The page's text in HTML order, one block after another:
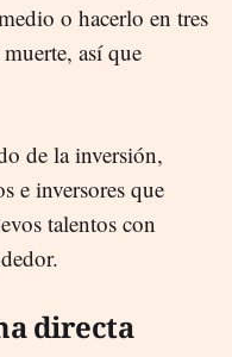
o hacerlo en tres
así que
de la inversión,
e inversores que
talentos con
directa